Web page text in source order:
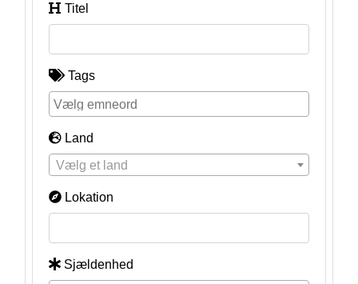
Titel
Tags
Land
Vælg et land
Lokation
Sjældenhed